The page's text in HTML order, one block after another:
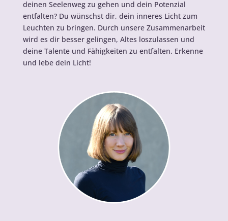
deinen Seelenweg zu gehen und dein Potenzial
entfalten? Du wünschst dir, dein inneres Licht zum
Leuchten zu bringen. Durch unsere Zusammenarbeit
wird es dir besser gelingen, Altes loszulassen und
deine Talente und Fähigkeiten zu entfalten. Erkenne
und lebe dein Licht!